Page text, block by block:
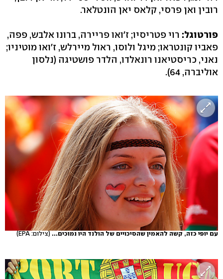
רובין ואן פרסי, קלאס יאן הונטלאר.
פורטוגל: רוי פטריסיו; ז'ואו פריירה, ברונו אלבש, פפה,
פאביו קונטראו; מיגל ולוסו, ראול מיירלש, ז'ואו מוטיניו;
נאני, כריסטיאנו רונאלדו, הלדר פושטיגה (נלסון
אוליברה, 64).
עם יופי כזה, קשה להאמין שהסיכויים של הולנד היו נמוכים... (צילום: EPA)